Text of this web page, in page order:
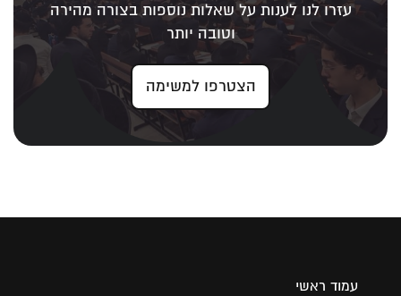
עזרו לנו לענות על שאלות נוספות בצורה מהירה
וטובה יותר
הצטרפו למשימה
עמוד ראשי